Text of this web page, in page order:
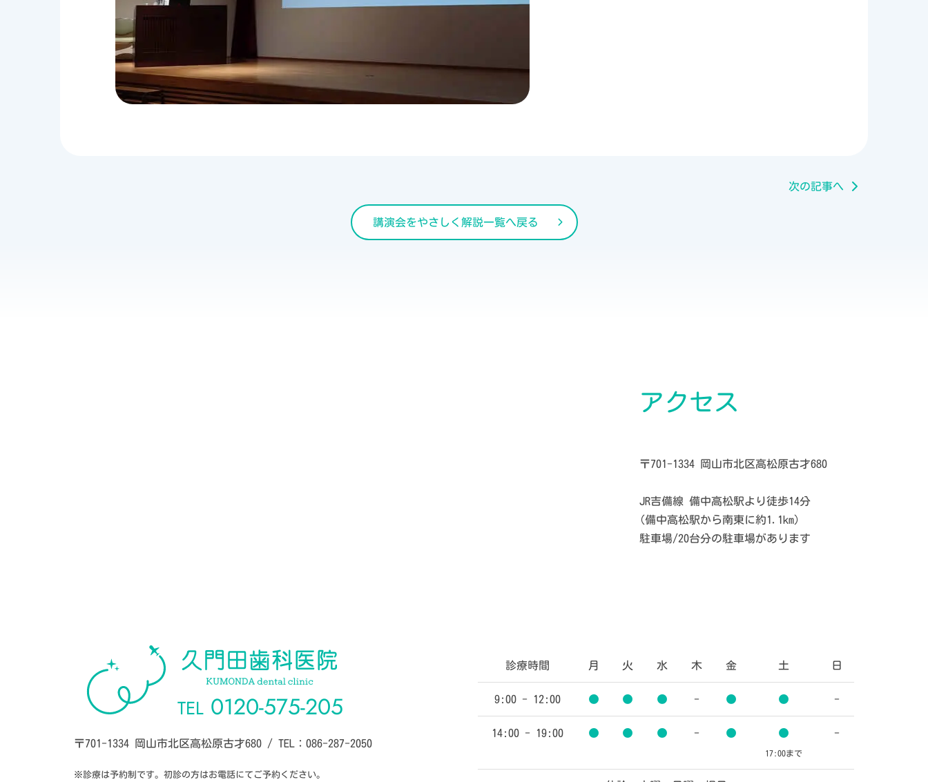
次の記事へ
講演会をやさしく解説一覧へ戻る
アクセス
〒701-1334 岡山市北区高松原古才680
JR吉備線 備中高松駅より徒歩14分
(備中高松駅から南東に約1.1km)
駐車場/20台分の駐車場があります
TEL 0120-575-205
〒701-1334 岡山市北区高松原古才680 / TEL：086-287-2050
※診療は予約制です。初診の方はお電話にてご予約ください。
診療時間 月 火 水 木 金 土 日
9:00 - 12:00 ● ● ● - ● ● -
14:00 - 19:00 ● ● ● - ● ●
17:00まで
-